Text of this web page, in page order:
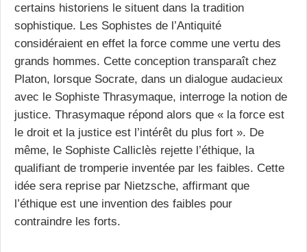
certains historiens le situent dans la tradition
sophistique. Les Sophistes de l’Antiquité
considéraient en effet la force comme une vertu des
grands hommes. Cette conception transparaît chez
Platon, lorsque Socrate, dans un dialogue audacieux
avec le Sophiste Thrasymaque, interroge la notion de
justice. Thrasymaque répond alors que « la force est
le droit et la justice est l’intérêt du plus fort ». De
même, le Sophiste Calliclès rejette l’éthique, la
qualifiant de tromperie inventée par les faibles. Cette
idée sera reprise par Nietzsche, affirmant que
l’éthique est une invention des faibles pour
contraindre les forts.